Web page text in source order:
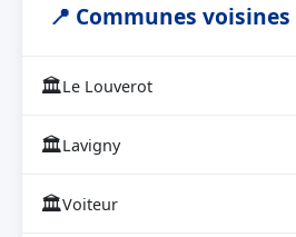
📍 Communes voisines
🏛Le Louverot
🏛Lavigny
🏛Voiteur